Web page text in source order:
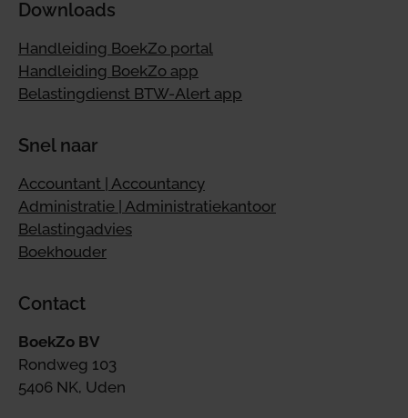
Downloads
Handleiding BoekZo portal
Handleiding BoekZo app
Belastingdienst BTW-Alert app
Snel naar
Accountant | Accountancy
Administratie | Administratiekantoor
Belastingadvies
Boekhouder
Contact
BoekZo BV
Rondweg 103
5406 NK, Uden